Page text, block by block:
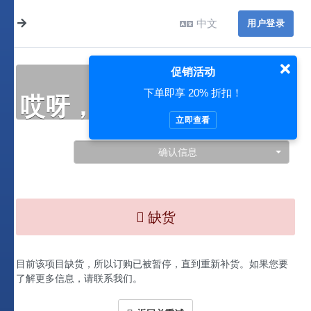
中文 用户登录
哎呀，此处出现了问题…
确认信息
缺货
目前该项目缺货，所以订购已被暂停，直到重新补货。如果您要
了解更多信息，请联系我们。
促销活动
下单即享 20% 折扣！
立即查看